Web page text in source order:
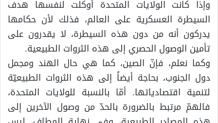
وإذا كانت الولايات المتحدة أوكلت لنفسها هدف
السيطرة العسكرية على العالم، فذلك لأن حكامها
يدركون أنه من دون هذه السيطرة، لا يقدرون على
تأمين الوصول الحصري إلى هذه الثروات الطبيعية.
وكما نعلم، فإنّ الصين، كما هي حال الهند ومجمل
دول الجنوب، بحاجة أيضاً إلى هذه الثروات الطبيعيّة
لتنمية اقتصادياتها. أمّا بالنسبة للولايات المتحدة،
فالهمّ مرتبط بالضرورة بالحدّ من وصول الآخرين إلى